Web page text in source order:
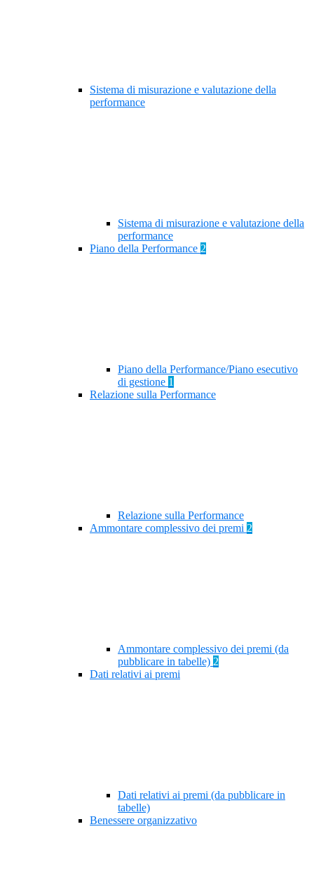
Sistema di misurazione e valutazione della
performance
Sistema di misurazione e valutazione della
performance
Piano della Performance 2
Piano della Performance/Piano esecutivo
di gestione 1
Relazione sulla Performance
Relazione sulla Performance
Ammontare complessivo dei premi 2
Ammontare complessivo dei premi (da
pubblicare in tabelle) 2
Dati relativi ai premi
Dati relativi ai premi (da pubblicare in
tabelle)
Benessere organizzativo